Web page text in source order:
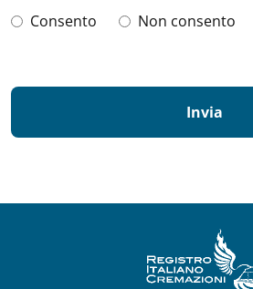
Consento
Non consento